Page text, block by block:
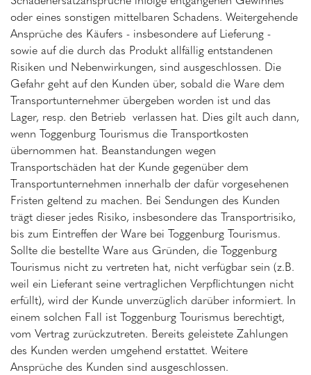
oder eines sonstigen mittelbaren Schadens. Weitergehende
Ansprüche des Käufers - insbesondere auf Lieferung -
sowie auf die durch das Produkt allfällig entstandenen
Risiken und Nebenwirkungen, sind ausgeschlossen. Die
Gefahr geht auf den Kunden über, sobald die Ware dem
Transportunternehmer übergeben worden ist und das
Lager, resp. den Betrieb verlassen hat. Dies gilt auch dann,
wenn Toggenburg Tourismus die Transportkosten
übernommen hat. Beanstandungen wegen
Transportschäden hat der Kunde gegenüber dem
Transportunternehmen innerhalb der dafür vorgesehenen
Fristen geltend zu machen. Bei Sendungen des Kunden
trägt dieser jedes Risiko, insbesondere das Transportrisiko,
bis zum Eintreffen der Ware bei Toggenburg Tourismus.
Sollte die bestellte Ware aus Gründen, die Toggenburg
Tourismus nicht zu vertreten hat, nicht verfügbar sein (z.B.
weil ein Lieferant seine vertraglichen Verpflichtungen nicht
erfüllt), wird der Kunde unverzüglich darüber informiert. In
einem solchen Fall ist Toggenburg Tourismus berechtigt,
vom Vertrag zurückzutreten. Bereits geleistete Zahlungen
des Kunden werden umgehend erstattet. Weitere
Ansprüche des Kunden sind ausgeschlossen.